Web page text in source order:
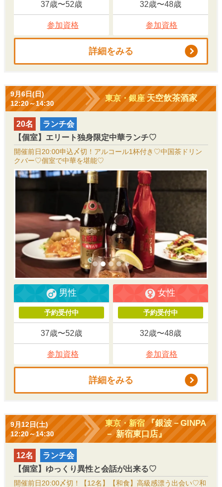
37歳〜52歳
参加資格
32歳〜48歳
参加資格
詳細をみる
9月6日(日)
12:20～14:30
東京・銀座天空飲茶酒家
20名
ランチ会
【個室】エリート独身限定中華ランチ♡
開催前日20:00申込〆切！アルコール1杯付き♡中国茶ドリン
クバー♡個室で中華を堪能♡
男性
予約受付中
37歳〜52歳
参加資格
女性
予約受付中
32歳〜48歳
参加資格
詳細をみる
9月12日(土)
12:20～14:30
東京・新宿『銀波－GINPA
－ 新宿東口店』
12名
ランチ会
【個室】ゆっくり異性と会話が出来る♡
開催前日20:00〆切！【12名】【和食】高級感漂う出会い♡和